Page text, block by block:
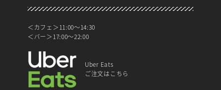
＜カフェ＞11:00～14:30
＜バー＞17:00～22:00
Uber Eats
ご注文はこちら